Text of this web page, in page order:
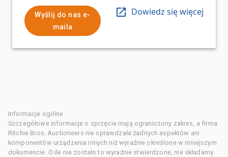
Wyślij do nas e-
maila
Dowiedz się więcej
Informacje ogólne
Szczegółowe informacje o sprzęcie mają ograniczony zakres, a firma
Ritchie Bros. Auctioneers nie sprawdzała żadnych aspektów ani
komponentów urządzenia innych niż wyraźnie określone w niniejszym
dokumencie. O ile nie zostało to wyraźnie stwierdzone, nie składamy